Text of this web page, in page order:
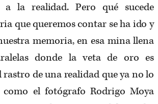
a la realidad. Pero qué sucede
que queremos contar se ha ido y
memoria, en esa mina llena
donde la veta de oro es
rastro de una realidad que ya no lo
como el fotógrafo Rodrigo Moya